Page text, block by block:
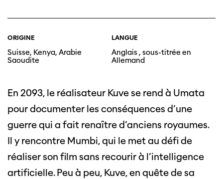
ORIGINE
Suisse, Kenya, Arabie
Saoudite
LANGUE
Anglais , sous-titrée en
Allemand
En 2093, le réalisateur Kuve se rend à Umata
pour documenter les conséquences d’une
guerre qui a fait renaître d’anciens royaumes.
Il y rencontre Mumbi, qui le met au défi de
réaliser son film sans recourir à l’intelligence
artificielle. Peu à peu, Kuve, en quête de sa